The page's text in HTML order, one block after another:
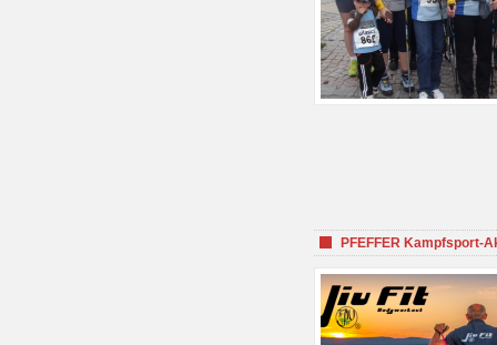
PFEFFER Kampfsport-